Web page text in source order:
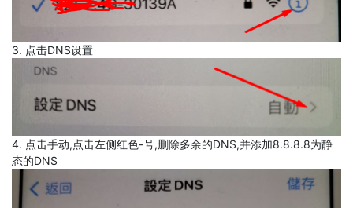
3. 点击DNS设置
4. 点击手动,点击左侧红色-号,删除多余的DNS,并添加8.8.8.8为静
态的DNS